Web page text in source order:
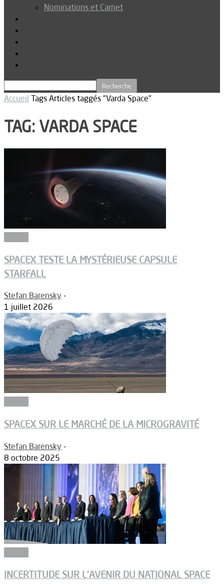
Nominations et Carnet
Accueil Tags Articles taggés "Varda Space"
TAG: VARDA SPACE
SPACEX TESTE LA MYSTÉRIEUSE CAPSULE
STARFALL
Stefan Barensky -
1 juillet 2026
SPACEX SUR LE MARCHÉ DE LA MICROGRAVITÉ
Stefan Barensky -
8 octobre 2025
INCERTITUDE SUR L’AVENIR DU NATIONAL SPACE